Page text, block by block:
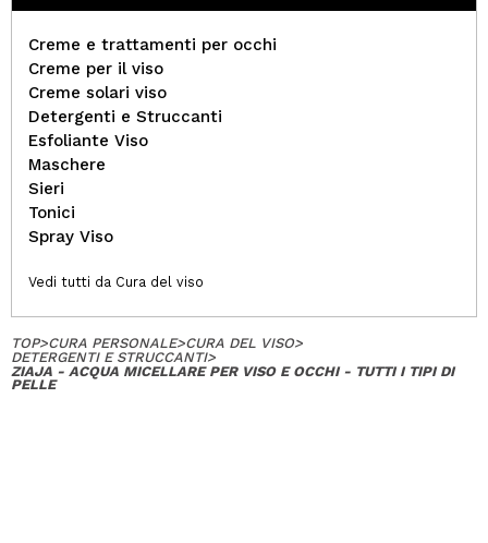
Creme e trattamenti per occhi
Creme per il viso
Creme solari viso
Detergenti e Struccanti
Esfoliante Viso
Maschere
Sieri
Tonici
Spray Viso
Vedi tutti da Cura del viso
TOP>CURA PERSONALE>CURA DEL VISO>
DETERGENTI E STRUCCANTI>
ZIAJA - ACQUA MICELLARE PER VISO E OCCHI - TUTTI I TIPI DI
PELLE